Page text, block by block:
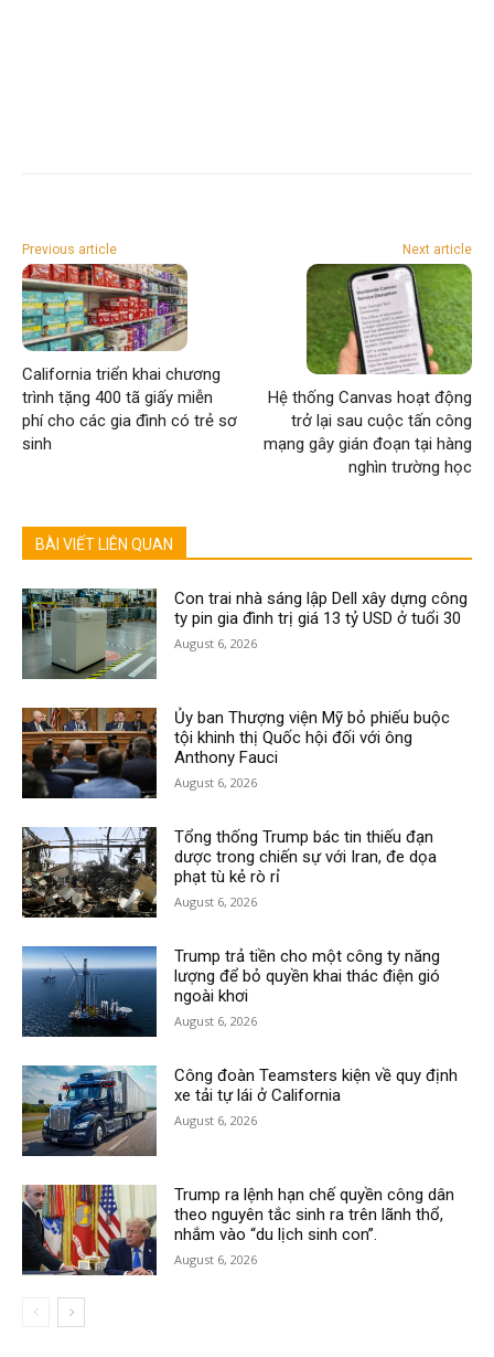
Previous article
California triển khai chương
trình tặng 400 tã giấy miễn
phí cho các gia đình có trẻ sơ
sinh
Next article
Hệ thống Canvas hoạt động
trở lại sau cuộc tấn công
mạng gây gián đoạn tại hàng
nghìn trường học
BÀI VIẾT LIÊN QUAN
Con trai nhà sáng lập Dell xây dựng công
ty pin gia đình trị giá 13 tỷ USD ở tuổi 30
August 6, 2026
Ủy ban Thượng viện Mỹ bỏ phiếu buộc
tội khinh thị Quốc hội đối với ông
Anthony Fauci
August 6, 2026
Tổng thống Trump bác tin thiếu đạn
dược trong chiến sự với Iran, đe dọa
phạt tù kẻ rò rỉ
August 6, 2026
Trump trả tiền cho một công ty năng
lượng để bỏ quyền khai thác điện gió
ngoài khơi
August 6, 2026
Công đoàn Teamsters kiện về quy định
xe tải tự lái ở California
August 6, 2026
Trump ra lệnh hạn chế quyền công dân
theo nguyên tắc sinh ra trên lãnh thổ,
nhắm vào “du lịch sinh con”.
August 6, 2026